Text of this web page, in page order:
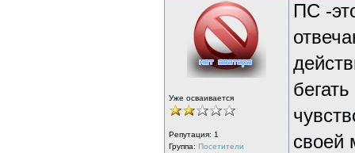
Уже осваивается
Репутация: 1
Группа: Посетители
ПС -
своей